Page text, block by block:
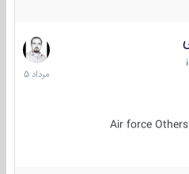
Air force
9
مرداد
1405